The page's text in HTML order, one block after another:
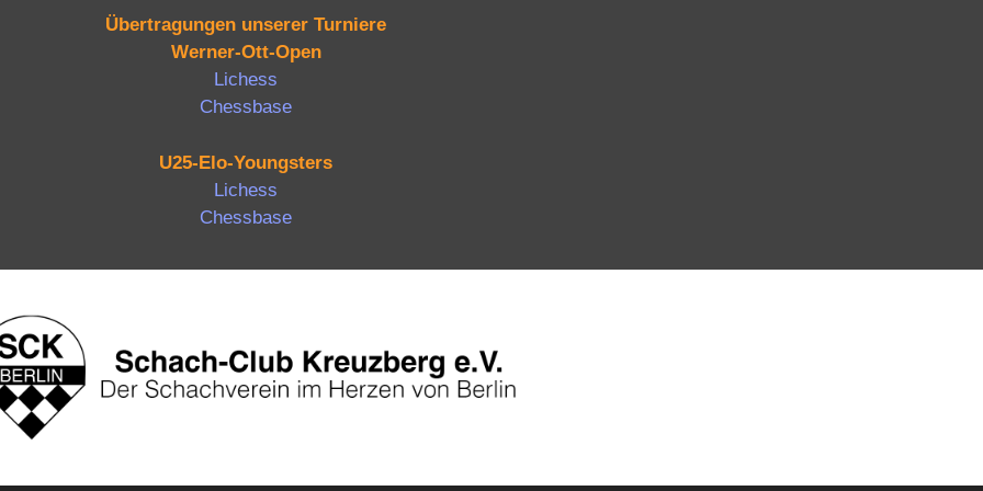
Übertragungen unserer Turniere
Werner-Ott-Open
Lichess
Chessbase
U25-Elo-Youngsters
Lichess
Chessbase